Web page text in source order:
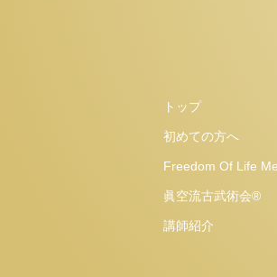
トップ
初めての方へ
Freedom Of Life
眞空流古武術会®
講師紹介